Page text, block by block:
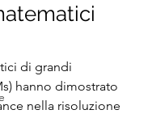
di grandi
hanno dimostrato
nella risoluzione